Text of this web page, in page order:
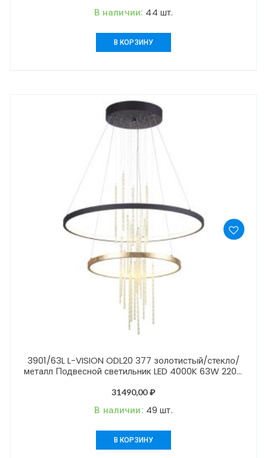
В наличии: 44 шт.
В КОРЗИНУ
3901/63L L-VISION ODL20 377 золотистый/стекло/
металл Подвесной светильник LED 4000K 63W 220V
31490,00₽
В наличии: 49 шт.
В КОРЗИНУ